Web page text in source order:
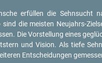
er­fül­len die Sehn­sucht
sind die meis­ten Neu­jahrs-
Die Vor­stel­lung eines
und Vi­si­on. Als tiefe
Ent­schei­dun­gen